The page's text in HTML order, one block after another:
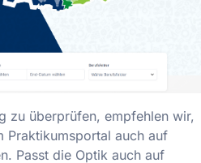
zu überprüfen, empfehlen wir,
Praktikumsportal auch auf
Passt die Optik auch auf